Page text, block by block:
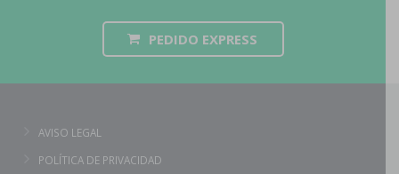
PEDIDO EXPRESS
AVISO LEGAL
POLÍTICA DE PRIVACIDAD